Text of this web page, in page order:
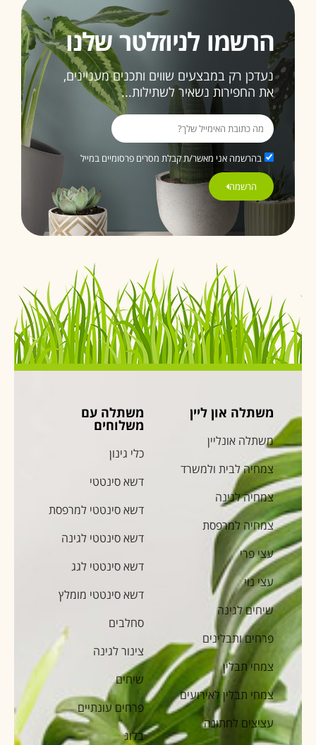
הרשמו לניוזלטר שלנו
נעדכן רק במבצעים שווים ותכנים מעניינים,
את החפירות נשאיר לשתילות...
בהרשמה אני מאשר/ת קבלת מסרים פרסומיים במייל
הרשמה
משתלה און ליין
משתלה אונליין
צמחיה לבית ולמשרד
צמחיה לגינה
צמחיה למרפסת
עצי פרי
עצי נוי
שיחים לגינה
פרחים ותבלינים
צמחי תבלין
צמחי תבלין לאירועים
עציצים לחתונה
משתלה עם
משלוחים
כלי גינון
דשא סינטטי
דשא סינטטי למרפסת
דשא סינטטי לגינה
דשא סינטטי לגג
דשא סינטטי מומלץ
סחלבים
צינור לגינה
שיחים
פרחים עונתיים
בלוג